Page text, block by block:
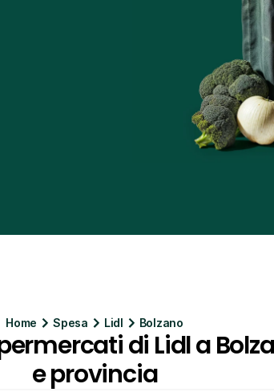
Home Spesa Lidl Bolzano
di Lidl a
e provincia